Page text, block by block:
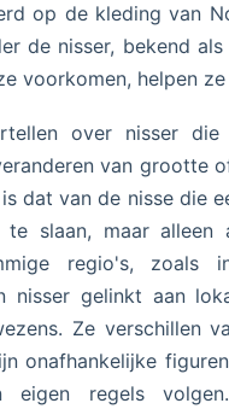
op de kleding van
de nisser, bekend
voorkomen, helpen
over nisser die
van grootte
dat van de nisse die
slaan, maar alleen
regio's, zoals
nisser gelinkt aan
Ze verschillen
onafhankelijke
eigen regels